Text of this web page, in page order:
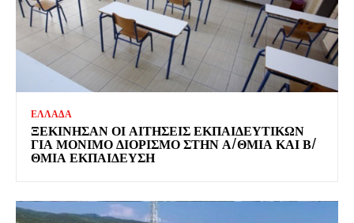
ΕΛΛΑΔΑ
ΞΕΚΊΝΗΣΑΝ ΟΙ ΑΙΤΉΣΕΙΣ ΕΚΠΑΙΔΕΥΤΙΚΏΝ
ΓΙΑ ΜΌΝΙΜΟ ΔΙΟΡΙΣΜΌ ΣΤΗΝ Α/ΘΜΙΑ ΚΑΙ Β/
ΘΜΙΑ ΕΚΠΑΊΔΕΥΣΗ